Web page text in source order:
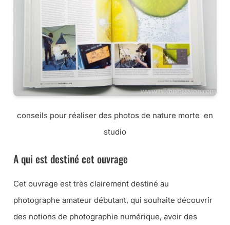
conseils pour réaliser des photos de nature morte en
studio
A qui est destiné cet ouvrage
Cet ouvrage est très clairement destiné au
photographe amateur débutant, qui souhaite découvrir
des notions de photographie numérique, avoir des